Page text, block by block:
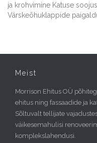
ja krohvimine Katuse
Värskeõhuklappide
Meist
Morrison Ehitus OÜ
ehitus ning fassaadide ja
Sõltuvalt tellijate
väikesemahulisi
komplekslahendusi.